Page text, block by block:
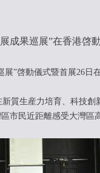
成果巡展”在香港啓動
”啓動儀式暨首展26日
生産力培育、科技創
市民近距離感受大灣區